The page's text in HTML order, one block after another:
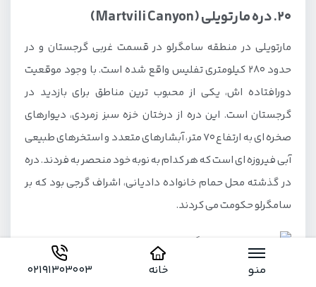
منو خانه 02191303003
20. دره مارتویلی (Martvili Canyon)
مارتویلی در منطقه سامگرلو در قسمت غربی گرجستان و در
حدود 280 کیلومتری تفلیس واقع شده است. با وجود موقعیت
دورافتاده اش، یکی از محبوب ترین مناطق برای بازدید در
گرجستان است. این دره از درختان خزه سبز زمردی، دیوارهای
صخره ای به ارتفاع 70 متر، آبشارهای متعدد و استخرهای طبیعی
آبی فیروزه ای است که هر کدام به نوبه خود منحصر به فردند. دره
در گذشته محل حمام خانواده دادیانی، اشراف گرجی بود که بر
سامگرلو حکومت می کردند.